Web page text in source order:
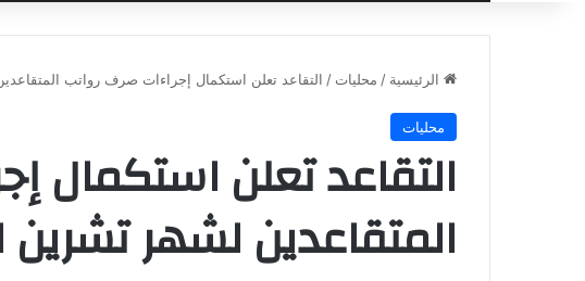
الرئيسية / محليات / التقاعد تعلن استكمال إجراءات صرف رواتب المتقاعدين
محليات
التقاعد تعلن استكمال
المتقاعدين لشهر تشرين